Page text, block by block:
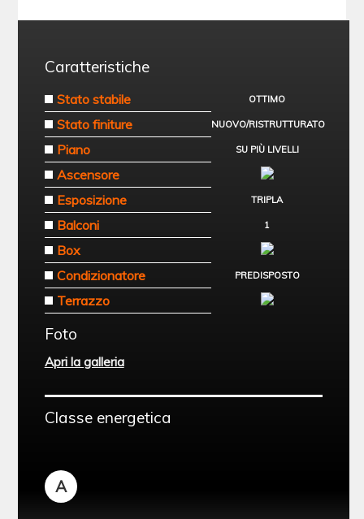
Caratteristiche
Stato stabile OTTIMO
Stato finiture NUOVO/RISTRUTTURATO
Piano SU PIÙ LIVELLI
Ascensore
Esposizione
TRIPLA
Balconi 1
Box
Condizionatore
PREDISPOSTO
Terrazzo
Foto
Apri la galleria
Classe energetica
A